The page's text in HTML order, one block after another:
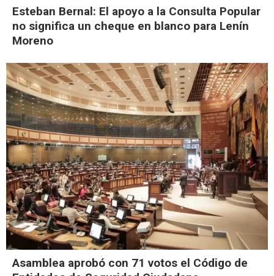
Esteban Bernal: El apoyo a la Consulta Popular
no significa un cheque en blanco para Lenín
Moreno
Asamblea aprobó con 71 votos el Código de